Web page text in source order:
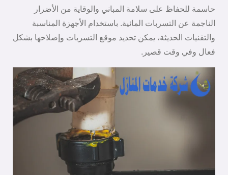
حاسمة للحفاظ على سلامة المباني والوقاية من الأضرار
الناجمة عن التسربات المائية. باستخدام الأجهزة المناسبة
والتقنيات الحديثة، يمكن تحديد موقع التسربات وإصلاحها بشكل
فعال وفي وقت قصير.